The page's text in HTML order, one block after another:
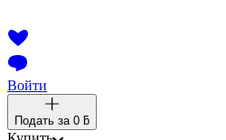
Войти
Подать за 0 ƃ